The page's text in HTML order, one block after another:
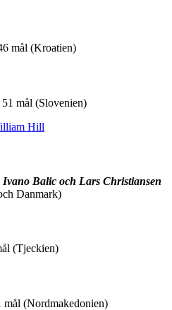
mål (Kroatien)
51 mål (Slovenien)
Hill
Balic och Lars Christiansen
Danmark)
(Tjeckien)
(Nordmakedonien)